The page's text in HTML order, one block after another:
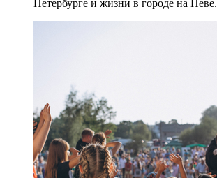
Петербурге и жизни в городе на Неве.